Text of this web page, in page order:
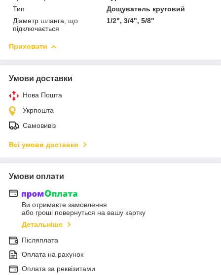
Тип
Дощуватель круговий
Діаметр шланга, що
підключається
1/2", 3/4", 5/8"
Приховати
Умови доставки
Нова Пошта
Укрпошта
Самовивіз
Всі умови доставки
Умови оплати
Ви отримаєте замовлення
або гроші повернуться на вашу картку
Детальніше
Післяплата
Оплата на рахунок
Оплата за реквізитами